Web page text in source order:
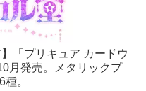
】「プリキュア カードウ
月発売。メタリックプ
。